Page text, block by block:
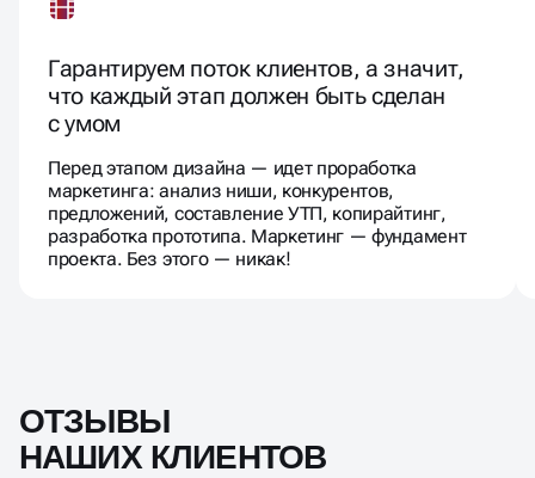
Гарантируем поток клиентов, а значит,
что каждый этап должен быть сделан
с умом
Перед этапом дизайна — идет проработка
маркетинга: анализ ниши, конкурентов,
предложений, составление УТП, копирайтинг,
разработка прототипа. Маркетинг — фундамент
проекта. Без этого — никак!
ОТЗЫВЫ
НАШИХ КЛИЕНТОВ